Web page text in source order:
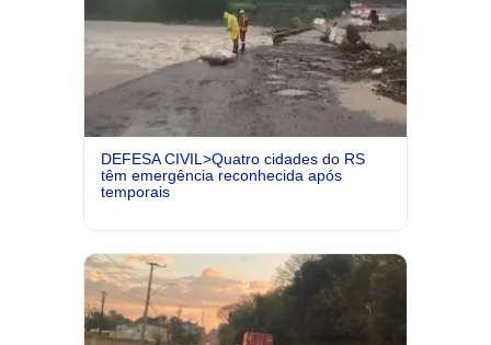
DEFESA CIVIL>Quatro cidades do RS
têm emergência reconhecida após
temporais